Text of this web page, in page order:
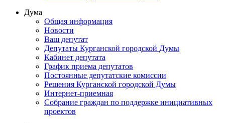
Дума
Общая информация
Новости
Ваш депутат
Депутаты Курганской городской Думы
Кабинет депутата
График приема депутатов
Постоянные депутатские комиссии
Решения Курганской городской Думы
Интернет-приемная
Собрание граждан по поддержке инициативных
проектов